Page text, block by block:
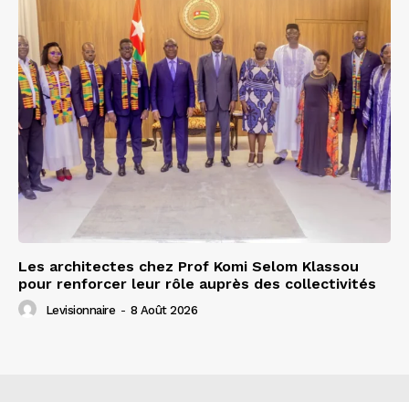
Les architectes chez Prof Komi Selom Klassou
pour renforcer leur rôle auprès des collectivités
Levisionnaire - 8 Août 2026